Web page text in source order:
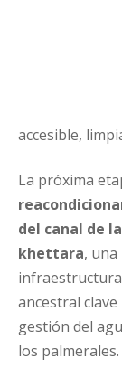
accesible,
La próxima
del canal de la
khettara, una
infraestructura
ancestral clave
gestión del
los palmerales.